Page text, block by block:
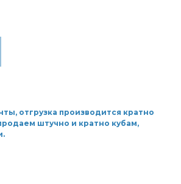
отгрузка производится кратно
штучно и кратно кубам,